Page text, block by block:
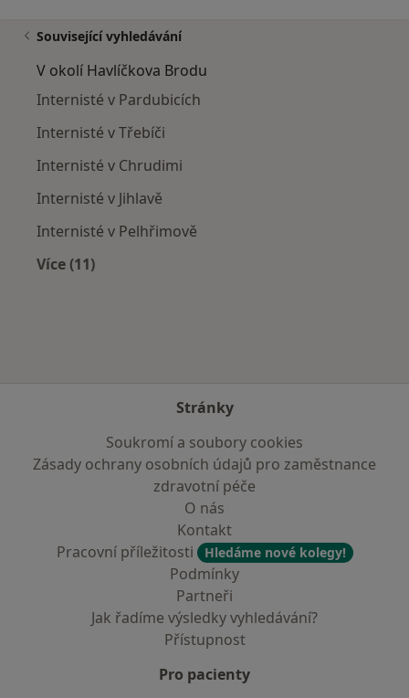
Související vyhledávání
V okolí Havlíčkova Brodu
Internisté v Pardubicích
Internisté v Třebíči
Internisté v Chrudimi
Internisté v Jihlavě
Internisté v Pelhřimově
Více (11)
Stránky
Soukromí a soubory cookies
Zásady ochrany osobních údajů pro zaměstnance
zdravotní péče
O nás
Kontakt
Pracovní příležitosti
Hledáme nové kolegy!
Podmínky
Partneři
Jak řadíme výsledky vyhledávání?
Přístupnost
Pro pacienty